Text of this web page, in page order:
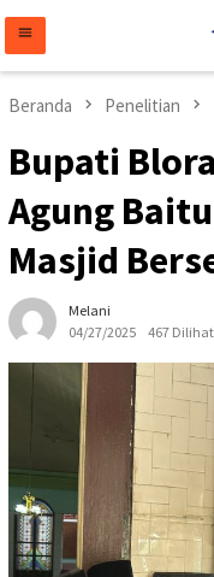
konten
Beranda Penelitian
Bupati
Agung
Masjid
Melani
04/27/2025
467 Dilihat